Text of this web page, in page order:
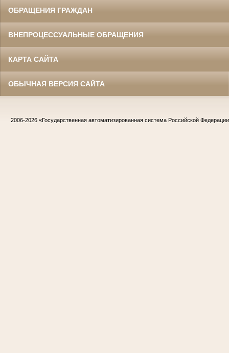
ОБРАЩЕНИЯ ГРАЖДАН
ВНЕПРОЦЕССУАЛЬНЫЕ ОБРАЩЕНИЯ
КАРТА САЙТА
ОБЫЧНАЯ ВЕРСИЯ САЙТА
2006-2026 «Государственная автоматизированная система Российской